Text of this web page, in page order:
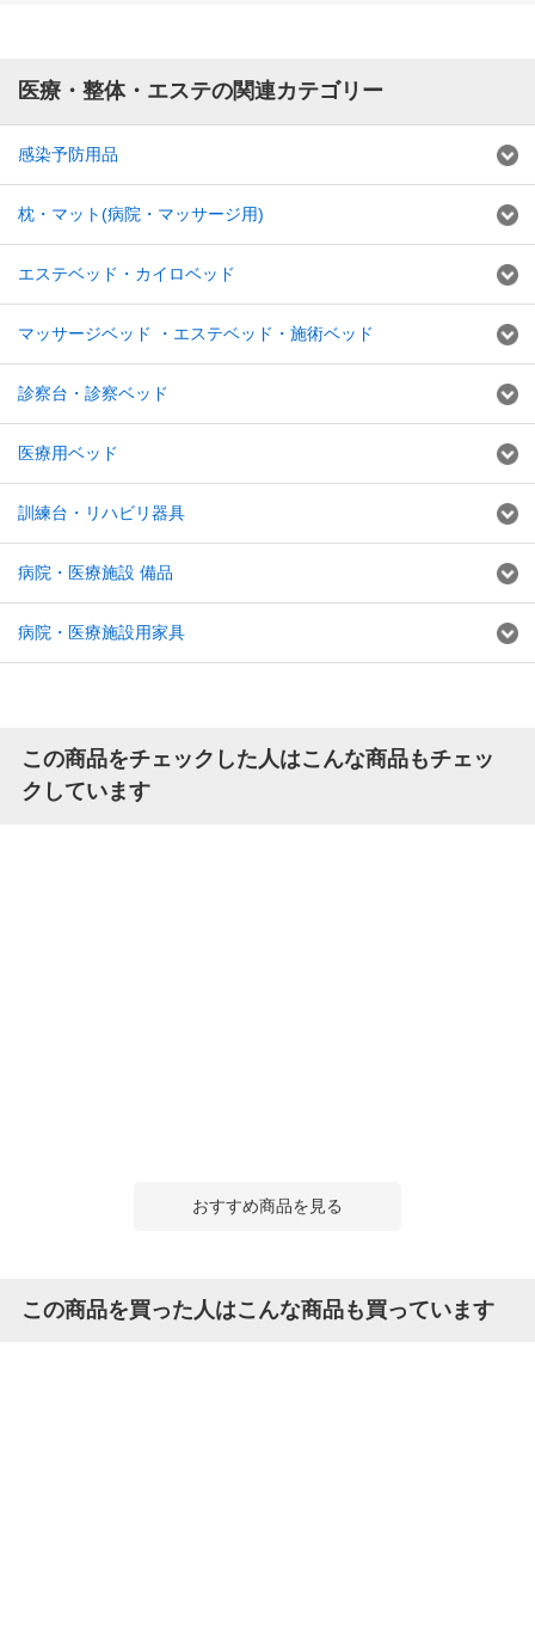
医療・整体・エステの関連カテゴリー
感染予防用品
枕・マット(病院・マッサージ用)
エステベッド・カイロベッド
マッサージベッド ・エステベッド・施術ベッド
診察台・診察ベッド
医療用ベッド
訓練台・リハビリ器具
病院・医療施設 備品
病院・医療施設用家具
この商品をチェックした人はこんな商品もチェッ
クしています
おすすめ商品を見る
この商品を買った人はこんな商品も買っています